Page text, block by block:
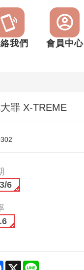
我們 會員中心
罪 X-TREME
6
Facebook
X